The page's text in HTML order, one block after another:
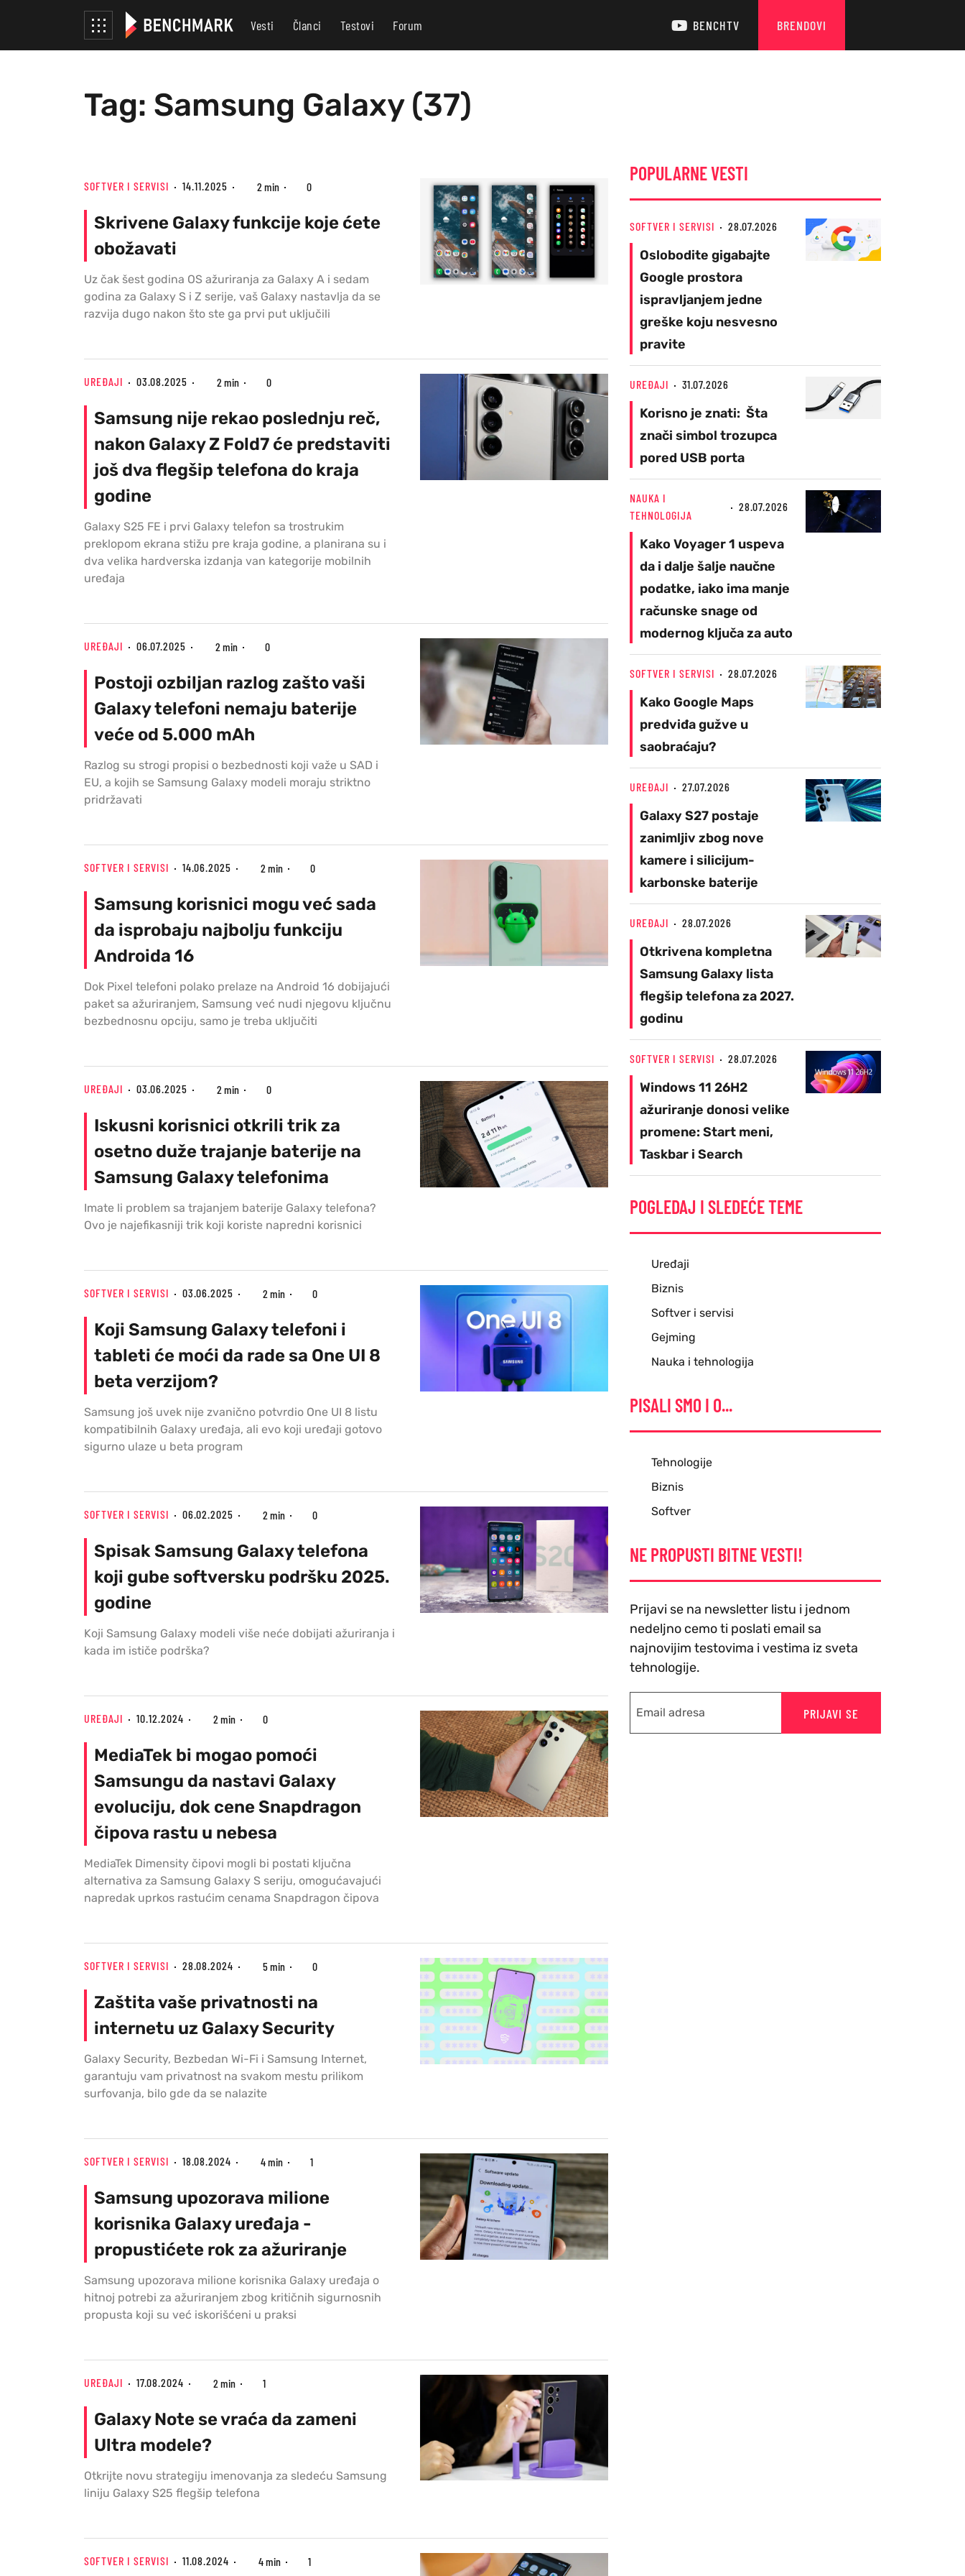
Vesti Članci Testovi Forum BENCHTV BRENDOVI
Tag: Samsung Galaxy (37)
SOFTVER I SERVISI 14.11.2025 2 min 0
Skrivene Galaxy funkcije koje ćete
obožavati
Uz čak šest godina OS ažuriranja za Galaxy A i sedam
godina za Galaxy S i Z serije, vaš Galaxy nastavlja da se
razvija dugo nakon što ste ga prvi put uključili
UREĐAJI 03.08.2025 2 min 0
Samsung nije rekao poslednju reč,
nakon Galaxy Z Fold7 će predstaviti
još dva flegšip telefona do kraja
godine
Galaxy S25 FE i prvi Galaxy telefon sa trostrukim
preklopom ekrana stižu pre kraja godine, a planirana su i
dva velika hardverska izdanja van kategorije mobilnih
uređaja
UREĐAJI 06.07.2025 2 min 0
Postoji ozbiljan razlog zašto vaši
Galaxy telefoni nemaju baterije
veće od 5.000 mAh
Razlog su strogi propisi o bezbednosti koji važe u SAD i
EU, a kojih se Samsung Galaxy modeli moraju striktno
pridržavati
SOFTVER I SERVISI 14.06.2025 2 min 0
Samsung korisnici mogu već sada
da isprobaju najbolju funkciju
Androida 16
Dok Pixel telefoni polako prelaze na Android 16 dobijajući
paket sa ažuriranjem, Samsung već nudi njegovu ključnu
bezbednosnu opciju, samo je treba uključiti
UREĐAJI 03.06.2025 2 min 0
Iskusni korisnici otkrili trik za
osetno duže trajanje baterije na
Samsung Galaxy telefonima
Imate li problem sa trajanjem baterije Galaxy telefona?
Ovo je najefikasniji trik koji koriste napredni korisnici
SOFTVER I SERVISI 03.06.2025 2 min 0
Koji Samsung Galaxy telefoni i
tableti će moći da rade sa One UI 8
beta verzijom?
Samsung još uvek nije zvanično potvrdio One UI 8 listu
kompatibilnih Galaxy uređaja, ali evo koji uređaji gotovo
sigurno ulaze u beta program
SOFTVER I SERVISI 06.02.2025 2 min 0
Spisak Samsung Galaxy telefona
koji gube softversku podršku 2025.
godine
Koji Samsung Galaxy modeli više neće dobijati ažuriranja i
kada im ističe podrška?
UREĐAJI 10.12.2024 2 min 0
MediaTek bi mogao pomoći
Samsungu da nastavi Galaxy
evoluciju, dok cene Snapdragon
čipova rastu u nebesa
MediaTek Dimensity čipovi mogli bi postati ključna
alternativa za Samsung Galaxy S seriju, omogućavajući
napredak uprkos rastućim cenama Snapdragon čipova
SOFTVER I SERVISI 28.08.2024 5 min 0
Zaštita vaše privatnosti na
internetu uz Galaxy Security
Galaxy Security, Bezbedan Wi-Fi i Samsung Internet,
garantuju vam privatnost na svakom mestu prilikom
surfovanja, bilo gde da se nalazite
SOFTVER I SERVISI 18.08.2024 4 min 1
Samsung upozorava milione
korisnika Galaxy uređaja -
propustićete rok za ažuriranje
Samsung upozorava milione korisnika Galaxy uređaja o
hitnoj potrebi za ažuriranjem zbog kritičnih sigurnosnih
propusta koji su već iskorišćeni u praksi
UREĐAJI 17.08.2024 2 min 1
Galaxy Note se vraća da zameni
Ultra modele?
Otkrijte novu strategiju imenovanja za sledeću Samsung
liniju Galaxy S25 flegšip telefona
SOFTVER I SERVISI 11.08.2024 4 min 1
POPULARNE VESTI
SOFTVER I SERVISI 28.07.2026
Oslobodite gigabajte
Google prostora
ispravljanjem jedne
greške koju nesvesno
pravite
UREĐAJI 31.07.2026
Korisno je znati: Šta
znači simbol trozupca
pored USB porta
NAUKA I
TEHNOLOGIJA
28.07.2026
Kako Voyager 1 uspeva
da i dalje šalje naučne
podatke, iako ima manje
računske snage od
modernog ključa za auto
SOFTVER I SERVISI 28.07.2026
Kako Google Maps
predviđa gužve u
saobraćaju?
UREĐAJI 27.07.2026
Galaxy S27 postaje
zanimljiv zbog nove
kamere i silicijum-
karbonske baterije
UREĐAJI 28.07.2026
Otkrivena kompletna
Samsung Galaxy lista
flegšip telefona za 2027.
godinu
SOFTVER I SERVISI 28.07.2026
Windows 11 26H2
ažuriranje donosi velike
promene: Start meni,
Taskbar i Search
POGLEDAJ I SLEDEĆE TEME
Uređaji
Biznis
Softver i servisi
Gejming
Nauka i tehnologija
PISALI SMO I O...
Tehnologije
Biznis
Softver
NE PROPUSTI BITNE VESTI!
Prijavi se na newsletter listu i jednom
nedeljno cemo ti poslati email sa
najnovijim testovima i vestima iz sveta
tehnologije.
PRIJAVI SE